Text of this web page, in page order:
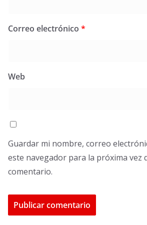
Correo electrónico *
Web
Guardar mi nombre, correo
este navegador para la próxima vez
comentario.